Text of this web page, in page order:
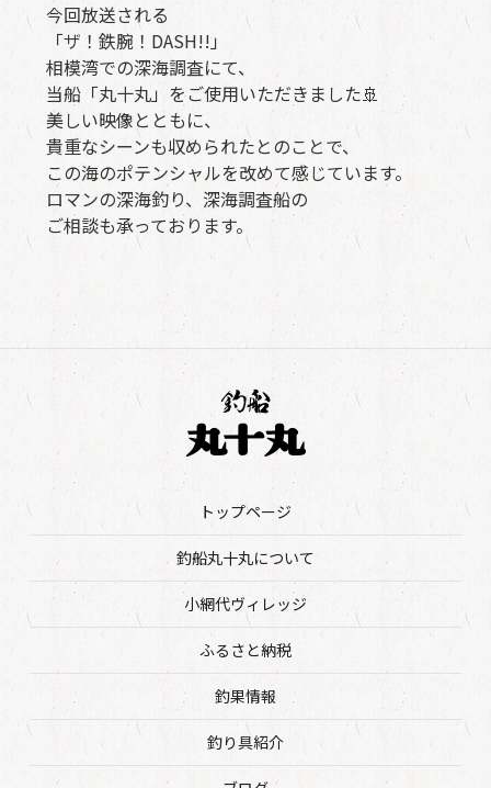
今回放送される
「ザ！鉄腕！DASH!!」
相模湾での深海調査にて、
当船「丸十丸」をご使用いただきました🚢
美しい映像とともに、
貴重なシーンも収められたとのことで、
この海のポテンシャルを改めて感じています。
ロマンの深海釣り、深海調査船の
ご相談も承っております。
トップページ
釣船丸十丸について
小網代ヴィレッジ
ふるさと納税
釣果情報
釣り具紹介